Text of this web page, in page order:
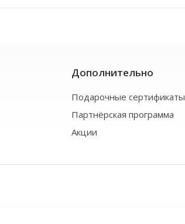
Дополнительно
Подарочные сертификаты
Партнёрская программа
Акции